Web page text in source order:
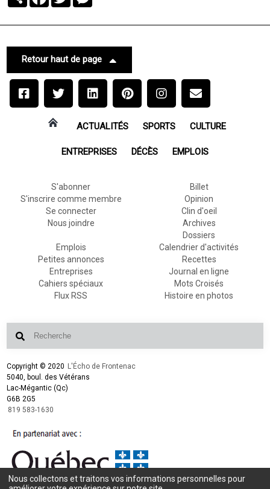
Retour haut de page
ACTUALITÉS SPORTS CULTURE
ENTREPRISES DÉCÈS EMPLOIS
S'abonner
S'inscrire comme membre
Se connecter
Nous joindre
Billet
Opinion
Clin d'oeil
Archives
Dossiers
Emplois
Petites annonces
Entreprises
Cahiers spéciaux
Flux RSS
Calendrier d'activités
Recettes
Journal en ligne
Mots Croisés
Histoire en photos
Copyright © 2020 L'Écho de Frontenac
5040, boul. des Vétérans
Lac-Mégantic (Qc)
G6B 2G5
819 583-1630
Nous collectons et traitons vos informations personnelles pour